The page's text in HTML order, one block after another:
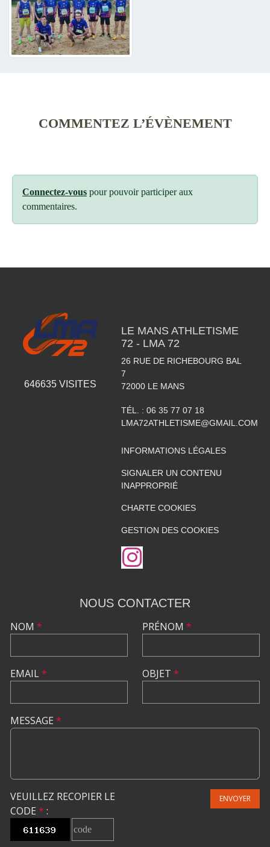
COMMENTEZ L’ÉVÈNEMENT
Connectez-vous pour pouvoir participer aux
commentaires.
646635 VISITES
LE MANS ATHLETISME
72 - LMA 72
26 RUE DE RICHEBOURG BAL
7
72000 LE MANS
TÉL. : 06 35 77 07 18
LMA72ATHLETISME@GMAIL.COM
INFORMATIONS LÉGALES
SIGNALER UN CONTENU
INAPPROPRIÉ
CHARTE COOKIES
GESTION DES COOKIES
NOUS CONTACTER
NOM *
EMAIL*
PRÉNOM *
OBJET *
MESSAGE *
VEUILLEZ RECOPIER LE
CODE * :
ENVOYER